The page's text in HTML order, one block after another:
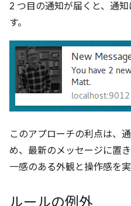
2 つ目の通知が届くと、通
す。
このアプローチの利点は、
め、最新のメッセージに置
一感のある外観と操作感を実
ルールの例外